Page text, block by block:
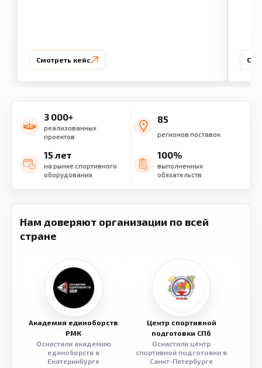
Смотреть кейс
3 000+
реализованных
проектов
85
регионов поставок
15 лет
на рынке спортивного
оборудования
100%
выполненных
обязательств
Нам доверяют организации по всей
стране
Академия единоборств
РМК
Оснастили академию
единоборств в
Екатеринбурге
Центр спортивной
подготовки СПб
Оснастили центр
спортивной подготовки в
Санкт-Петербурге